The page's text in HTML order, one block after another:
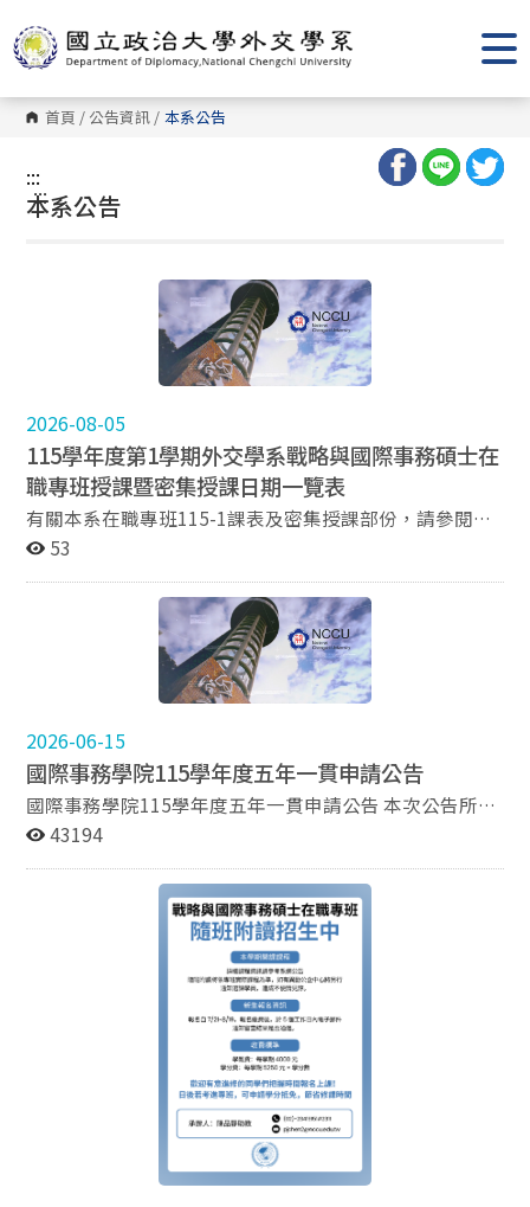
到
主
要
內
容
區 首頁 / 公告資訊 / 本系公告
:::
:::
本系公告
2026-08-05
115學年度第1學期外交學系戰略與國際事務碩士在
職專班授課暨密集授課日期一覽表
有關本系在職專班115-1課表及密集授課部份，請參閱以
下公告。
fid=4866&id=42128
53
2026-06-15
國際事務學院115學年度五年一貫申請公告
國際事務學院115學年度五年一貫申請公告 本次公告所指
「三年級以上學生」，係為114學年度為三年級或三年級
務學院學程、輔系及雙主修之學士班三年級以上學生，請
於115年7月31日（星期五）中午12點前踴躍申請本院碩
學院學士班學生五年一貫修讀學、碩士學位鼓勵辦法」辦
生及修習國際事務學院學程、輔系及雙主修學生前五學期
成績累積排名在全系(班)前百分之三十以內者。 二、需檢
(三) 自傳及讀書計畫； (四) 推薦函； (五) 其他有利審查之
政治大學外交學系學生五年一貫修讀學、碩士學位修讀辦
43194